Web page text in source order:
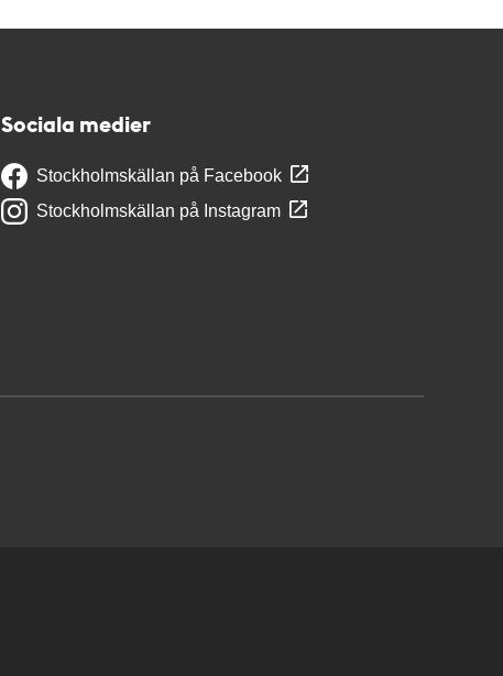
Sociala medier
Stockholmskällan på Facebook
Stockholmskällan på Instagram